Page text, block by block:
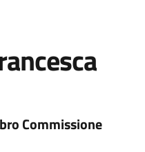
Commissione